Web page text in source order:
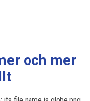
och mer